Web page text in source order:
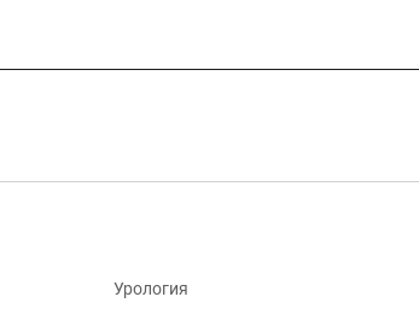
Урология